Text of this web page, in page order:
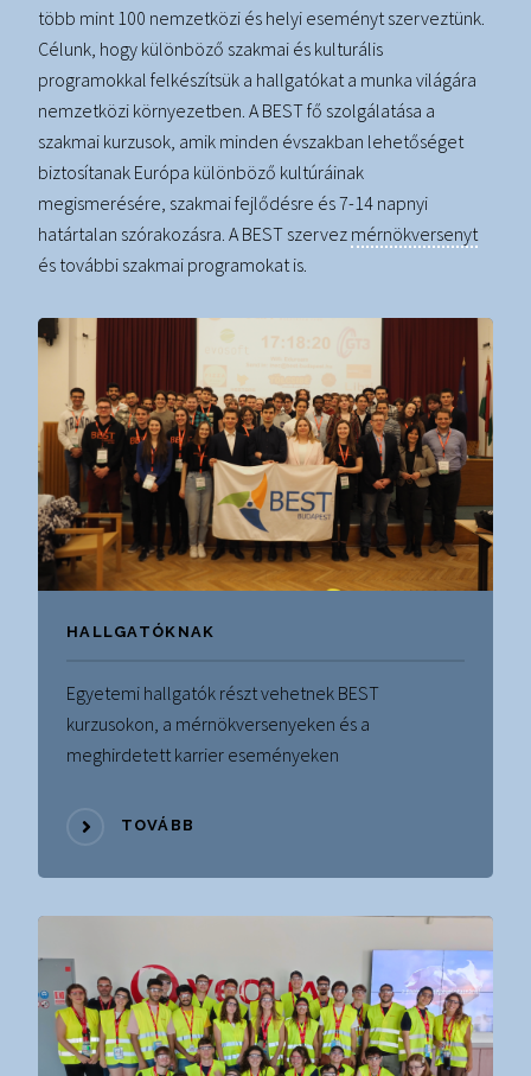
több mint 100 nemzetközi és helyi eseményt szerveztünk.
Célunk, hogy különböző szakmai és kulturális
programokkal felkészítsük a hallgatókat a munka világára
nemzetközi környezetben. A BEST fő szolgálatása a
szakmai kurzusok, amik minden évszakban lehetőséget
biztosítanak Európa különböző kultúráinak
megismerésére, szakmai fejlődésre és 7-14 napnyi
határtalan szórakozásra. A BEST szervez mérnökversenyt
és további szakmai programokat is.
HALLGATÓKNAK
Egyetemi hallgatók részt vehetnek BEST
kurzusokon, a mérnökversenyeken és a
meghirdetett karrier eseményeken
TOVÁBB